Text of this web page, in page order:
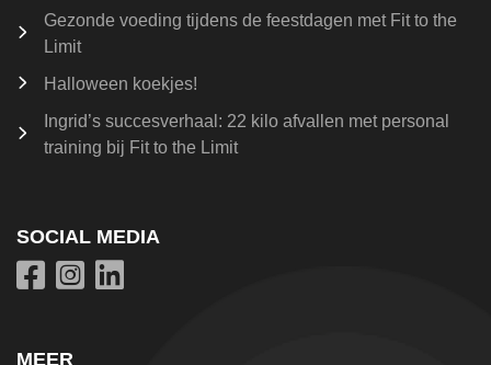
Gezonde voeding tijdens de feestdagen met Fit to the
Limit
Halloween koekjes!
Ingrid’s succesverhaal: 22 kilo afvallen met personal
training bij Fit to the Limit
SOCIAL MEDIA
MEER